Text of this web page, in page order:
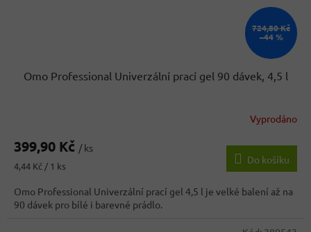
724,80 Kč
–44 %
Omo Professional Univerzální prací gel 90 dávek, 4,5 l
Vyprodáno
399,90 Kč / ks
Měrná
4,44 Kč / 1 ks
Do košíku
Omo Professional Univerzální prací gel 4,5 l je velké balení až na
90 dávek pro bílé i barevné prádlo.